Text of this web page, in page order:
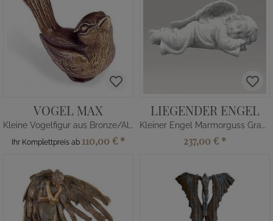
VOGEL MAX
Kleine Vogelfigur aus Bronze/Alu
Ihr Komplettpreis ab 110,00 € *
LIEGENDER ENGEL
Kleiner Engel Marmorguss Grabskulptur
237,00 € *